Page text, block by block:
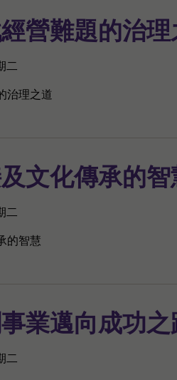
營難題的治理
二
治理之道
文化傳承的智
二
的智慧
業邁向成功之
二